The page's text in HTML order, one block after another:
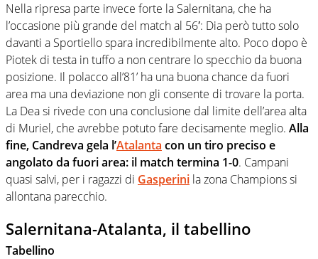
Nella ripresa parte invece forte la Salernitana, che ha
l’occasione più grande del match al 56′: Dia però tutto solo
davanti a Sportiello spara incredibilmente alto. Poco dopo è
Piotek di testa in tuffo a non centrare lo specchio da buona
posizione. Il polacco all’81’ ha una buona chance da fuori
area ma una deviazione non gli consente di trovare la porta.
La Dea si rivede con una conclusione dal limite dell’area alta
di Muriel, che avrebbe potuto fare decisamente meglio. Alla
fine, Candreva gela l’Atalanta con un tiro preciso e
angolato da fuori area: il match termina 1-0. Campani
quasi salvi, per i ragazzi di Gasperini la zona Champions si
allontana parecchio.
Salernitana-Atalanta, il tabellino
Tabellino